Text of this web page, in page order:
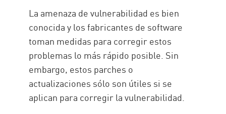
La amenaza de vulnerabilidad es bien
conocida y los fabricantes de software
toman medidas para corregir estos
problemas lo más rápido posible. Sin
embargo, estos parches o
actualizaciones sólo son útiles si se
aplican para corregir la vulnerabilidad.